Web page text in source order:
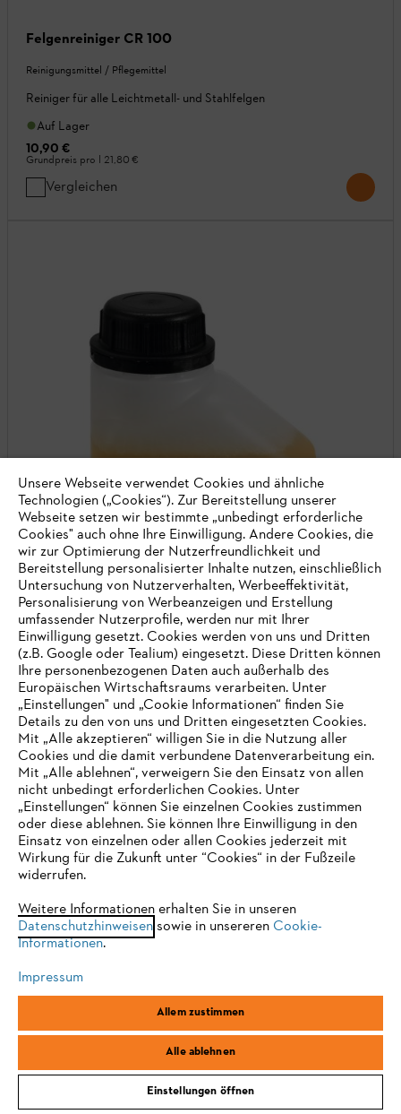
Felgenreiniger CR 100
Reinigungsmittel / Pflegemittel
Reiniger für alle Leichtmetall- und Stahlfelgen
Auf Lager
10,90 €
Grundpreis pro l 21,80 €
Vergleichen
Universalreiniger Profi CP 200
Grundpreis pro l8,20 €
IHR BROWSER WIRD NICHT
UNTERSTÜTZT
eine optimale Nutzung unserer Seite empfehlen wir Ihnen, zu
einem der folgenden Browser zu wechseln:
Firefox Chrome
Unsere Webseite verwendet Cookies und ähnliche
Technologien („Cookies“). Zur Bereitstellung unserer
Webseite setzen wir bestimmte „unbedingt erforderliche
Cookies" auch ohne Ihre Einwilligung. Andere Cookies, die
wir zur Optimierung der Nutzerfreundlichkeit und
Bereitstellung personalisierter Inhalte nutzen, einschließlich
Untersuchung von Nutzerverhalten, Werbeeffektivität,
Personalisierung von Werbeanzeigen und Erstellung
umfassender Nutzerprofile, werden nur mit Ihrer
Einwilligung gesetzt. Cookies werden von uns und Dritten
(z.B. Google oder Tealium) eingesetzt. Diese Dritten können
Ihre personenbezogenen Daten auch außerhalb des
Europäischen Wirtschaftsraums verarbeiten. Unter
„Einstellungen" und „Cookie Informationen“ finden Sie
Details zu den von uns und Dritten eingesetzten Cookies.
Mit „Alle akzeptieren“ willigen Sie in die Nutzung aller
Cookies und die damit verbundene Datenverarbeitung ein.
Mit „Alle ablehnen“, verweigern Sie den Einsatz von allen
nicht unbedingt erforderlichen Cookies. Unter
„Einstellungen“ können Sie einzelnen Cookies zustimmen
oder diese ablehnen. Sie können Ihre Einwilligung in den
Einsatz von einzelnen oder allen Cookies jederzeit mit
Wirkung für die Zukunft unter “Cookies“ in der Fußzeile
widerrufen.
Weitere Informationen erhalten Sie in unseren
Datenschutzhinweisensowie in unsereren Cookie-
Informationen.
Impressum
Allem zustimmen
Alle ablehnen
Einstellungen öffnen